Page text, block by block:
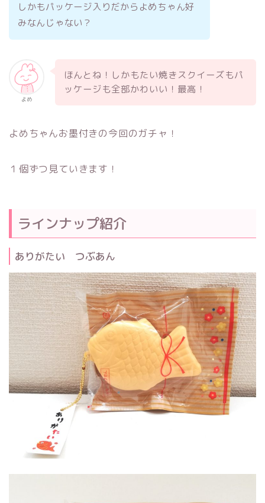
しかもパッケージ入りだからよめちゃん好
みなんじゃない？
よめ
ほんとね！しかもたい焼きスクイーズもパ
ッケージも全部かわいい！最高！
よめちゃんお墨付きの今回のガチャ！
１個ずつ見ていきます！
ラインナップ紹介
ありがたい つぶあん